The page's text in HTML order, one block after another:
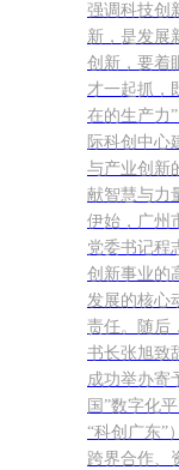
强调科技创
新，是发展
创新，要着
才一起抓，
在的生产力
际科创中心
与产业创新
献智慧与力
伊始，广州
党委书记程
创新事业的
发展的核心
责任。随后
书长张旭致
成功举办寄
国”数字化
“科创广东”
跨界合作、